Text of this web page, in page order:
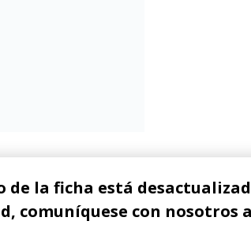
de la ficha está
comuníquese con nosotros